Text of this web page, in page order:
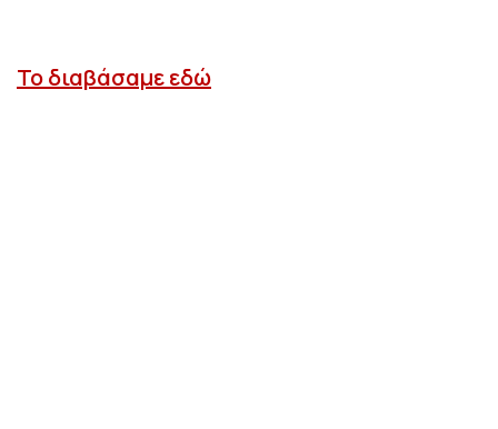
Το διαβάσαμε εδώ